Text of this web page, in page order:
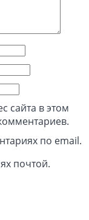
сайта в этом
по email.
почтой.